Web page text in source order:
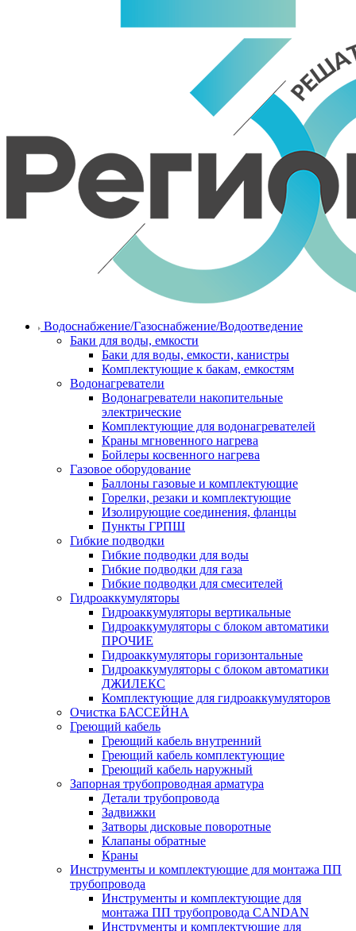
Водоснабжение/Газоснабжение/Водоотведение
Баки для воды, емкости
Баки для воды, емкости, канистры
Комплектующие к бакам, емкостям
Водонагреватели
Водонагреватели накопительные
электрические
Комплектующие для водонагревателей
Краны мгновенного нагрева
Бойлеры косвенного нагрева
Газовое оборудование
Баллоны газовые и комплектующие
Горелки, резаки и комплектующие
Изолирующие соединения, фланцы
Пункты ГРПШ
Гибкие подводки
Гибкие подводки для воды
Гибкие подводки для газа
Гибкие подводки для смесителей
Гидроаккумуляторы
Гидроаккумуляторы вертикальные
Гидроаккумуляторы с блоком автоматики
ПРОЧИЕ
Гидроаккумуляторы горизонтальные
Гидроаккумуляторы с блоком автоматики
ДЖИЛЕКС
Комплектующие для гидроаккумуляторов
Очистка БАССЕЙНА
Греющий кабель
Греющий кабель внутренний
Греющий кабель комплектующие
Греющий кабель наружный
Запорная трубопроводная арматура
Детали трубопровода
Задвижки
Затворы дисковые поворотные
Клапаны обратные
Краны
Инструменты и комплектующие для монтажа ПП
трубопровода
Инструменты и комплектующие для
монтажа ПП трубопровода CANDAN
Инструменты и комплектующие для